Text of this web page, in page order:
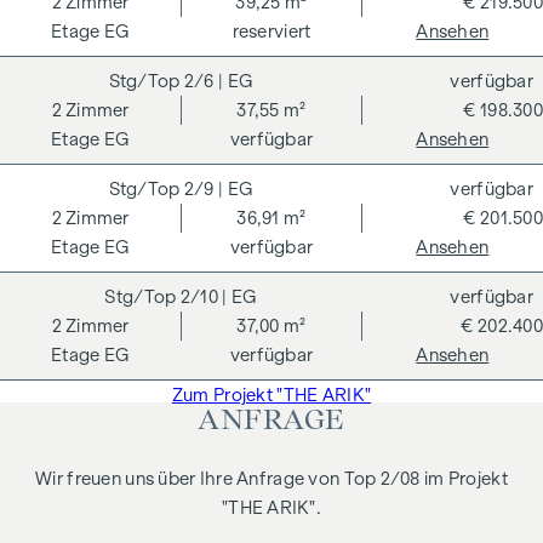
Angebot nicht anders vermerkt, bei erfolgreichem
Abschlussfall eine Provision anfällt, die den in der
Immobilienmaklerverordnung BGBI. 262 und 297/1996
festgelegten Sätzen entspricht – das sind 3 % des
Kaufpreises zzgl. 20 % USt. Diese Provisionspflicht besteht
an Dritte weitergeben. Es besteht ein wirtschaftliches
Naheverhältnis zum Verkäufer. Wir weisen darauf hin, dass
wir als Doppelmakler tätig sind. Die Vertragserrichtung und
Treuhandabwicklung ist gebunden an ARNOLD
Rechtsanwälte GmbH, Stoß im Himmel 1, 1010 Wien. Die
Kosten betragen 1,5 % des Kaufpreises zzgl. 20 % USt. sowie
Barauslagen und Beglaubigung.
**Der Verkäufer übernimmt befristet die
Kaufpreises zzgl. 20 % USt. Gültig bis 31.07.2026.
SMART – 2-Zimmer-Wohnung als Anlage mit attraktivem
EG
reserviert
Ansehen
2/6 | EG
EG
2 Zimmer 37,55 m²
€ 198.300
verfügbar
verfügbar
Ansehen
2/9 | EG
EG
2 Zimmer 36,91 m²
€ 201.500
verfügbar
verfügbar
Ansehen
2/10 | EG
EG
2 Zimmer 37,00 m²
€ 202.400
verfügbar
verfügbar
Ansehen
Zum Projekt "THE ARIK"
ANFRAGE
Wir freuen uns über Ihre Anfrage von Top 2/08 im Projekt
"THE ARIK".